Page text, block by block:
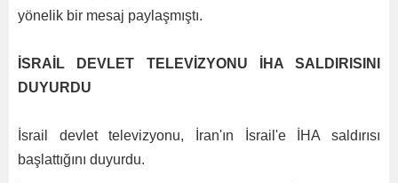
yönelik bir mesaj paylaşmıştı.
İSRAİL DEVLET TELEVİZYONU İHA SALDIRISINI
DUYURDU
İsrail devlet televizyonu, İran'ın İsrail'e İHA saldırısı
başlattığını duyurdu.